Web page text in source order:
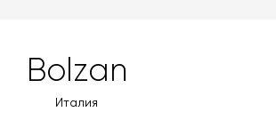
воспользоваться возможностью
счет. Для оформления
пожалуйста, свяжитесь с нами
с вами для согласования
на терминал в городе
Bolzan
Италия